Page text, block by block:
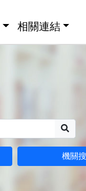
相關連結
機關